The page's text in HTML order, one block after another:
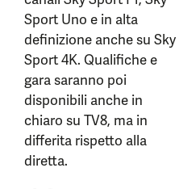
Sport Uno e in alta
definizione anche su Sky
Sport 4K. Qualifiche e
gara saranno poi
disponibili anche in
chiaro su TV8, ma in
differita rispetto alla
diretta.